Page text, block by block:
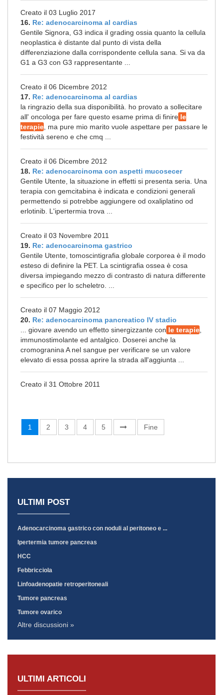
Creato il 03 Luglio 2017
16. Re: adenocarcinoma al cardias
Gentile Signora, G3 indica il grading ossia quanto la cellula
neoplastica è distante dal punto di vista della
differenziazione dalla corrispondente cellula sana. Si va da
G1 a G3 con G3 rappresentante ...
Creato il 06 Dicembre 2012
17. Re: adenocarcinoma al cardias
la ringrazio della sua disponibilità. ho provato a sollecitare
all' oncologa per fare questo esame prima di finire le
terapie , ma pure mio marito vuole aspettare per passare le
festività sereno e che cmq ...
Creato il 06 Dicembre 2012
18. Re: adenocarcinoma con aspetti mucosecer
Gentile Utente, la situazione in effetti si presenta seria. Una
terapia con gemcitabina è indicata e condizioni generali
permettendo si potrebbe aggiungere od oxaliplatino od
erlotinib. L'ipertermia trova ...
Creato il 03 Novembre 2011
19. Re: adenocarcinoma gastrico
Gentile Utente, tomoscintigrafia globale corporea è il modo
esteso di definire la PET. La scintigrafia ossea è cosa
diversa impiegando mezzo di contrasto di natura differente
e specifico per lo scheletro. ...
Creato il 07 Maggio 2012
20. Re: adenocarcinoma pancreatico IV stadio
... giovare avendo un effetto sinergizzante con le terapie
immunostimolante ed antalgico. Doserei anche la
cromogranina A nel sangue per verificare se un valore
elevato di essa possa aprire la strada all'aggiunta ...
Creato il 31 Ottobre 2011
1 2 3 4 5 Fine
ULTIMI POST
Adenocarcinoma gastrico con noduli al peritoneo e ...
Ipertermia tumore pancreas
HCC
Febbricciola
Linfoadenopatie retroperitoneali
Tumore pancreas
Tumore ovarico
Altre discussioni »
ULTIMI ARTICOLI